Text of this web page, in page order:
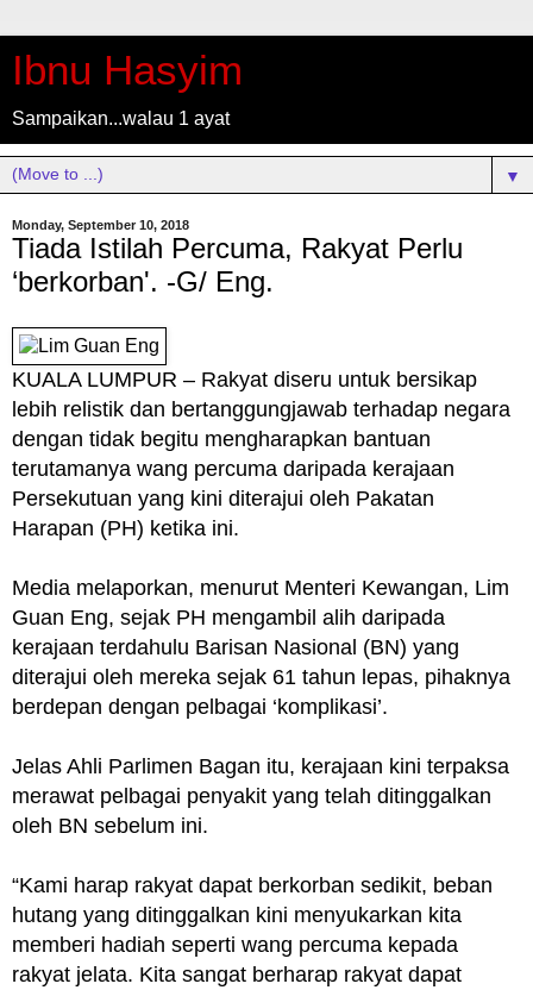
Ibnu Hasyim
Sampaikan...walau 1 ayat
▼
Monday, September 10, 2018
Tiada Istilah Percuma, Rakyat Perlu
‘berkorban'. -G/ Eng.
KUALA LUMPUR – Rakyat diseru untuk bersikap
lebih relistik dan bertanggungjawab terhadap negara
dengan tidak begitu mengharapkan bantuan
terutamanya wang percuma daripada kerajaan
Persekutuan yang kini diterajui oleh Pakatan
Harapan (PH) ketika ini.
Media melaporkan, menurut Menteri Kewangan, Lim
Guan Eng, sejak PH mengambil alih daripada
kerajaan terdahulu Barisan Nasional (BN) yang
diterajui oleh mereka sejak 61 tahun lepas, pihaknya
berdepan dengan pelbagai ‘komplikasi’.
Jelas Ahli Parlimen Bagan itu, kerajaan kini terpaksa
merawat pelbagai penyakit yang telah ditinggalkan
oleh BN sebelum ini.
“Kami harap rakyat dapat berkorban sedikit, beban
hutang yang ditinggalkan kini menyukarkan kita
memberi hadiah seperti wang percuma kepada
rakyat jelata. Kita sangat berharap rakyat dapat